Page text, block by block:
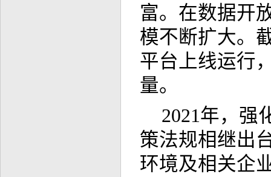
富。在数据开
模不断扩大。
平台上线运行
量。
2021年，强
策法规相继出
环境及相关企